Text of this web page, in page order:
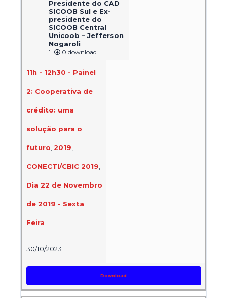
Presidente do CAD
SICOOB Sul e Ex-
presidente do
SICOOB Central
Unicoob – Jefferson
Nogaroli
1 0 download
11h - 12h30 - Painel
2: Cooperativa de
crédito: uma
solução para o
futuro 2019
CONECTI/CBIC 2019
Dia 22 de Novembro
de 2019 - Sexta
Feira
30/10/2023
Download